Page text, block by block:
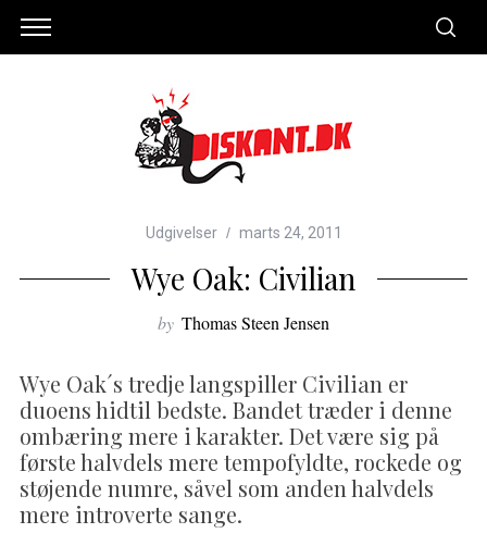
Udgivelser marts 24, 2011
Wye Oak: Civilian
by Thomas Steen Jensen
Wye Oak´s tredje langspiller Civilian er
duoens hidtil bedste. Bandet træder i denne
ombæring mere i karakter. Det være sig på
første halvdels mere tempofyldte, rockede og
støjende numre, såvel som anden halvdels
mere introverte sange.